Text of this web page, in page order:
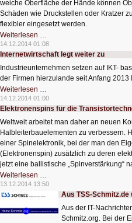
weiche Oberfläche der Hände können
Schäden wie Druckstellen oder Kratzer
flexibler eingesetzt werden.
Weiterlesen …
Roboter-
Hände
14.12.2014 01:08
Internetwirtschaft legt weiter zu
Industrieunternehmen setzen auf IKT-
der Firmen hierzulande seit Anfang
Weiterlesen …
legt
weiter
zu
14.12.2014 01:00
Elektronenspins für die
Weltweit arbeitet man daher an neuen
Halbleiterbauelementen zu verbessern.
einer Spinelektronik, bei der man den
(Elektronenspin) zusätzlich zu deren
jetzt eine ballistische „Spinverstärkung“
Weiterlesen …
für
die
Transistortechnologie
13.12.2014 13:50
Aus TSS-
Aus der IT-
Schmitz.org. Bei der